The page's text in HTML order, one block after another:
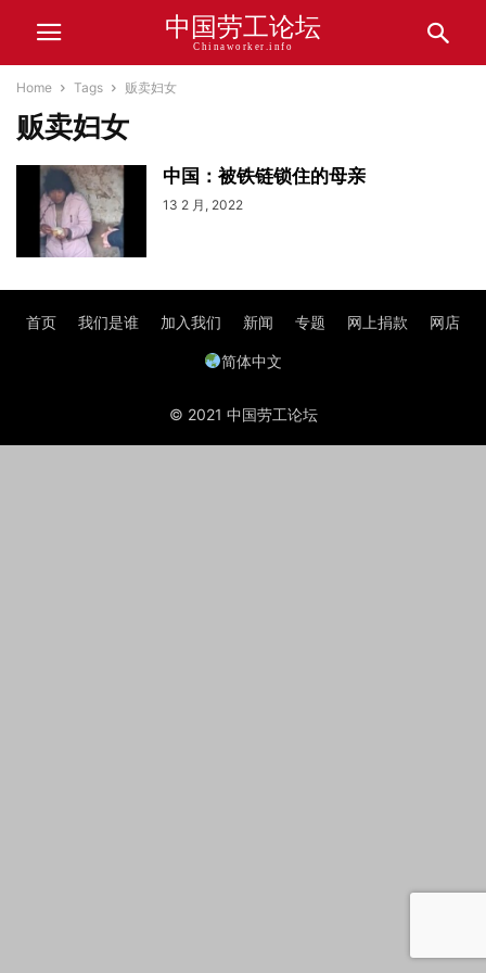
中国劳工论坛
Chinaworker.info
Home Tags 贩卖妇女
贩卖妇女
中国：被铁链锁住的母亲
13 2 月, 2022
首页 我们是谁 加入我们 新闻 专题 网上捐款 网店
简体中文
© 2021 中国劳工论坛